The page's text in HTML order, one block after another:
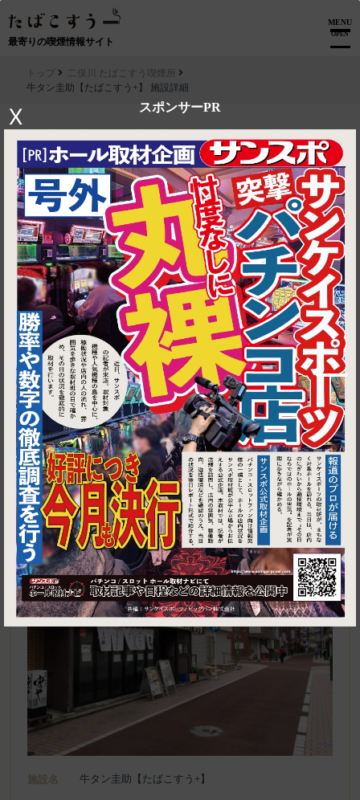
最寄りの喫煙情報サイト
MENU
OPEN
スポンサーPR
X
1
トップ
二俣川 たばこすう喫煙所
牛タン圭助【たばこすう+】 施設詳細
▶ ルートを見る
二俣川 たばこすう喫煙所│牛タン圭助【たばこすう+】
神奈川県横浜市旭区二俣川1-45
施設名 牛タン圭助【たばこすう+】